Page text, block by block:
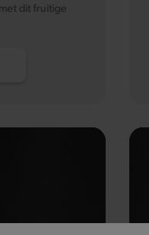
dit fruitige